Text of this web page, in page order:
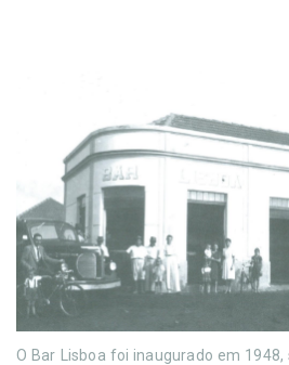
O Bar Lisboa foi inaugurado em